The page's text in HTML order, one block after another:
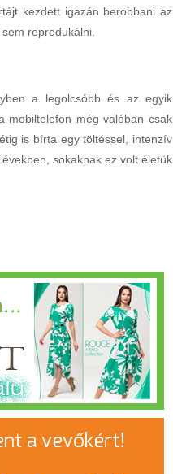
kezdett igazán berobbani az
reprodukálni.
a legolcsóbb és az egyik
mobiltelefon még valóban csak
is bírta egy töltéssel, intenzív
sokaknak ez volt életük